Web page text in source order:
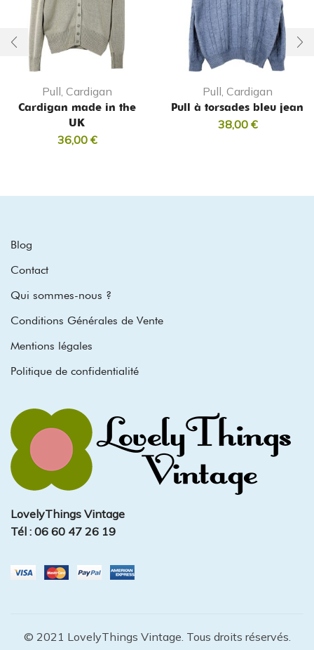
Pull, Cardigan
Cardigan made in the
UK
36,00 €
Pull, Cardigan
Pull à torsades bleu jean
38,00 €
Blog
Contact
Qui sommes-nous ?
Conditions Générales de Vente
Mentions légales
Politique de confidentialité
LovelyThings Vintage
Tél : 06 60 47 26 19
© 2021 LovelyThings Vintage. Tous droits réservés.